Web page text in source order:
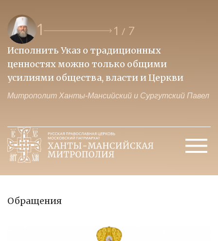
1 1 / 7
Исполнить Указ о традиционных
ценностях можно только общими
усилиями общества, власти и Церкви
Митрополит Ханты-Мансийский и Сургутский Павел
Обращения